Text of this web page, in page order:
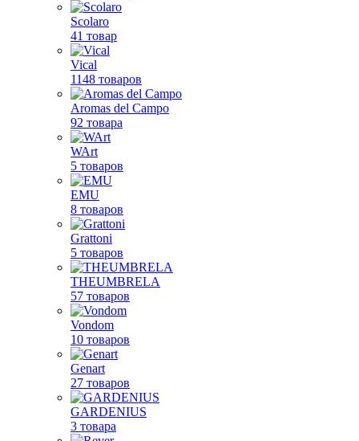
Scolaro
41 товар
Vical
1148 товаров
Aromas del Campo
92 товара
WArt
5 товаров
EMU
8 товаров
Grattoni
5 товаров
THEUMBRELA
57 товаров
Vondom
10 товаров
Genart
27 товаров
GARDENIUS
3 товара